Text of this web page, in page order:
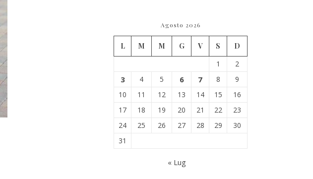
Agosto 2026
L M M G V S
D
1
2
3 4 5 6 7 8
9
10
11 12 13 14 15
16
17
18 19 20 21 22
23
24
25 26 27 28 29
30
31
« Lug